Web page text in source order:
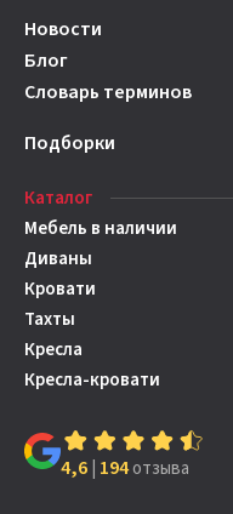
Новости
Блог
Словарь терминов
Подборки
Каталог
Мебель в наличии
Диваны
Кровати
Тахты
Кресла
Кресла-кровати
4,6| 194отзыва